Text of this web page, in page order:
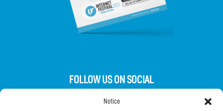
Notice
FOLLOW US ON SOCIAL